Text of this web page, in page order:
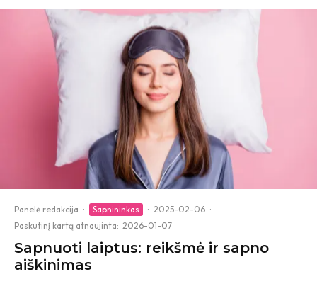
Panelė redakcija · Sapnininkas · 2025-02-06 ·
Paskutinį kartą atnaujinta: 2026-01-07
Sapnuoti laiptus: reikšmė ir sapno
aiškinimas